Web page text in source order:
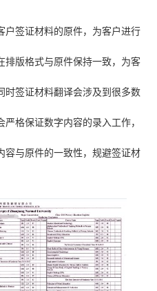
户签证材料的原件，为客户进行
排版格式与原件保持一致，为客
时签证材料翻译会涉及到很多数
格保证数字内容的录入工作，
容与原件的一致性，规避签证材